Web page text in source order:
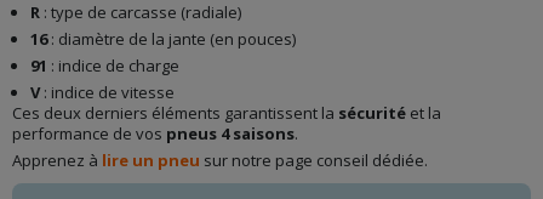
R : type de carcasse (radiale)
16: diamètre de la jante (en pouces)
91 : indice de charge
V: indice de vitesse
Ces deux derniers éléments garantissent la sécurité et la
performance de vos pneus 4 saisons.
Apprenez à lire un pneu sur notre page conseil dédiée.